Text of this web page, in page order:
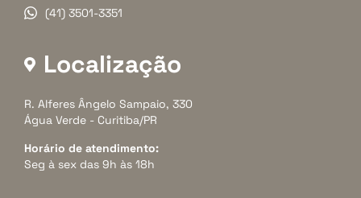
(41) 3501-3351
Localização
R. Alferes Ângelo Sampaio, 330
Água Verde - Curitiba/PR
Horário de atendimento:
Seg à sex das 9h às 18h